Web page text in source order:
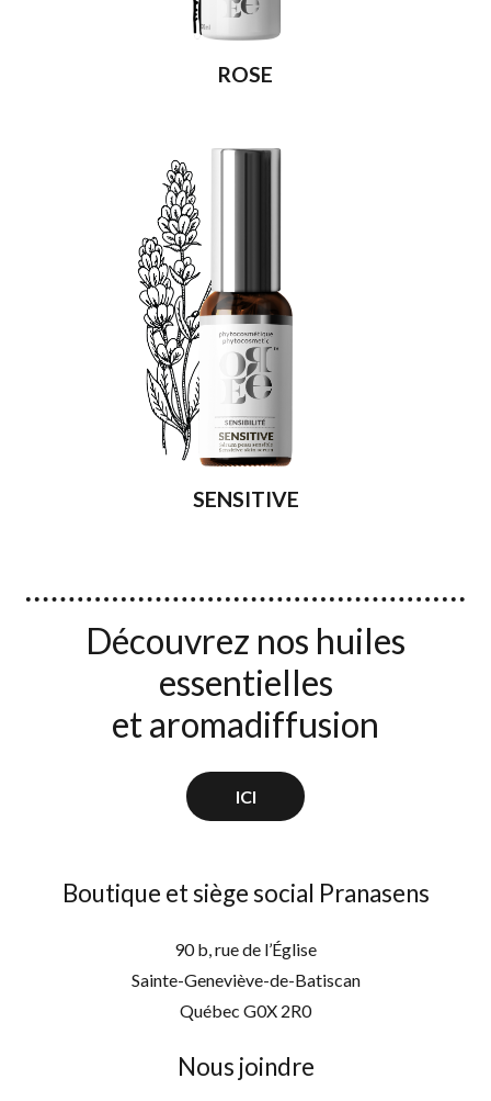
ROSE
SENSITIVE
Découvrez nos huiles
essentielles
et aromadiffusion
ICI
Boutique et siège social Pranasens
90 b, rue de l’Église
Sainte-Geneviève-de-Batiscan
Québec G0X 2R0
Nous joindre